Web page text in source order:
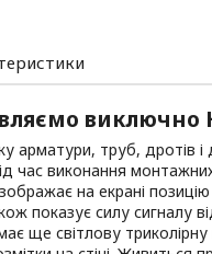
арматури, труб, дротів і
час виконання
на екрані
показує силу сигналу
ще світлову триколірну